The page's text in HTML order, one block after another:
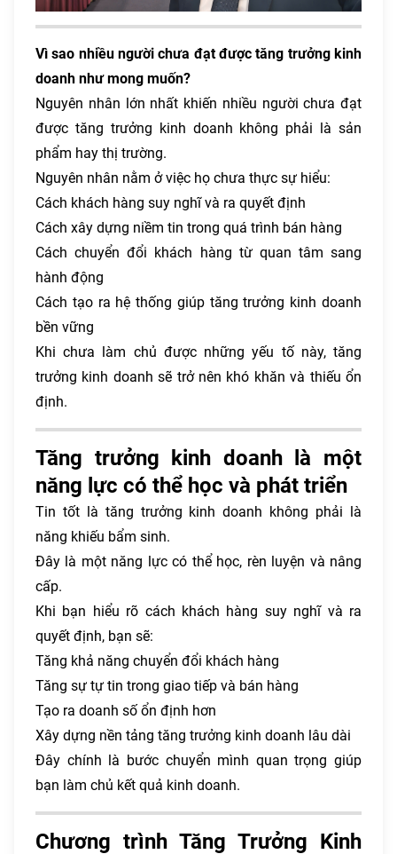
Vì sao nhiều người chưa đạt được tăng trưởng kinh
doanh như mong muốn?
Nguyên nhân lớn nhất khiến nhiều người chưa đạt
được tăng trưởng kinh doanh không phải là sản
phẩm hay thị trường.
Nguyên nhân nằm ở việc họ chưa thực sự hiểu:
Cách khách hàng suy nghĩ và ra quyết định
Cách xây dựng niềm tin trong quá trình bán hàng
Cách chuyển đổi khách hàng từ quan tâm sang
hành động
Cách tạo ra hệ thống giúp tăng trưởng kinh doanh
bền vững
Khi chưa làm chủ được những yếu tố này, tăng
trưởng kinh doanh sẽ trở nên khó khăn và thiếu ổn
định.
Tăng trưởng kinh doanh là một
năng lực có thể học và phát triển
Tin tốt là tăng trưởng kinh doanh không phải là
năng khiếu bẩm sinh.
Đây là một năng lực có thể học, rèn luyện và nâng
cấp.
Khi bạn hiểu rõ cách khách hàng suy nghĩ và ra
quyết định, bạn sẽ:
Tăng khả năng chuyển đổi khách hàng
Tăng sự tự tin trong giao tiếp và bán hàng
Tạo ra doanh số ổn định hơn
Xây dựng nền tảng tăng trưởng kinh doanh lâu dài
Đây chính là bước chuyển mình quan trọng giúp
bạn làm chủ kết quả kinh doanh.
Chương trình Tăng Trưởng Kinh